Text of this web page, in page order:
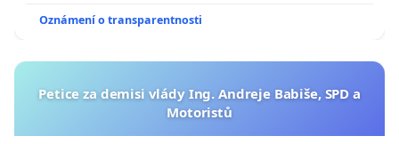
Oznámení o transparentnosti
Petice za demisi vlády Ing. Andreje Babiše, SPD a
Motoristů